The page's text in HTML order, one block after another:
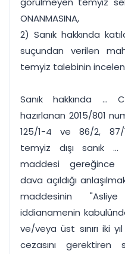
ONANMASINA,
2) Sanık hakkında
suçundan verilen
temyiz talebinin
Sanık hakkında ...
hazırlanan 2015/801
125/1-4 ve 86/2,
temyiz dışı sanık ...
maddesi gereğince
dava açıldığı
maddesinin
iddianamenin
ve/veya üst sınırı iki
cezasını gerektiren